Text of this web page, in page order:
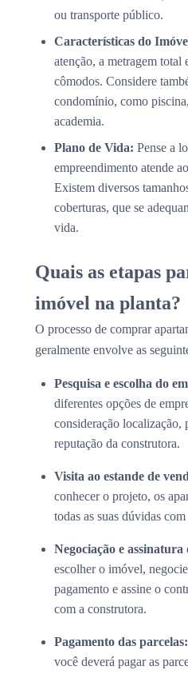
ou transporte público.
Características do
atenção, a metragem total
cômodos. Considere
condomínio, como
academia.
Plano de Vida: Pense a
empreendimento atende
Existem diversos
coberturas, que se
vida.
Quais as etapas
imóvel na planta?
O processo de comprar
geralmente envolve as
Pesquisa e escolha do
diferentes opções de
consideração localização,
reputação da construtora.
Visita ao estande de
conhecer o projeto, os
todas as suas dúvidas
Negociação e
escolher o imóvel,
pagamento e assine o
com a construtora.
Pagamento das parcelas:
você deverá pagar as